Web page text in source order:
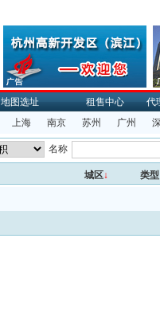
地图选址 租售中心
代
上海 南京 苏州 广州
名称
城区↓ 类型